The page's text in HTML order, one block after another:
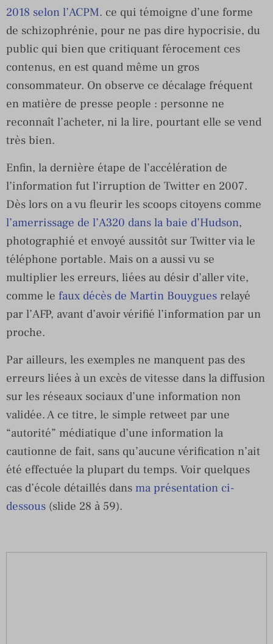
2018 selon l’ACPM. ce qui témoigne d’une forme
de schizophrénie, pour ne pas dire hypocrisie, du
public qui bien que critiquant férocement ces
contenus, en est quand même un gros
consommateur. On observe ce décalage fréquent
en matière de presse people : personne ne
reconnaît l’acheter, ni la lire, pourtant elle se vend
très bien.
Enfin, la dernière étape de l’accélération de
l’information fut l’irruption de Twitter en 2007.
Dès lors on a vu fleurir les scoops citoyens comme
l’amerrissage de l’A320 dans la baie d’Hudson,
photographié et envoyé aussitôt sur Twitter via le
téléphone portable. Mais on a aussi vu se
multiplier les erreurs, liées au désir d’aller vite,
comme le faux décès de Martin Bouygues relayé
par l’AFP, avant d’avoir vérifié l’information par un
proche.
Par ailleurs, les exemples ne manquent pas des
erreurs liées à un excès de vitesse dans la diffusion
sur les réseaux sociaux d’une information non
validée. A ce titre, le simple retweet par une
“autorité” médiatique d’une information la
cautionne de fait, sans qu’aucune vérification n’ait
été effectuée la plupart du temps. Voir quelques
cas d’école détaillés dans ma présentation ci-
dessous (slide 28 à 59).